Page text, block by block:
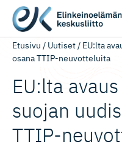
Etusivu / Uutiset/ EU:lta
osana TTIP-neuvotteluita
EU:lta
suojan
TTIP-